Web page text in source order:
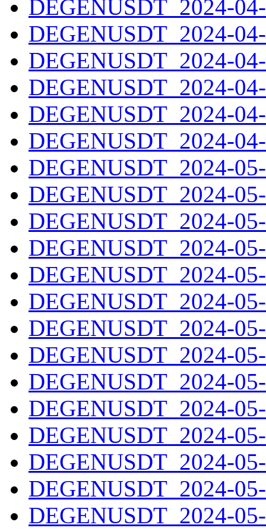
DEGENUSDT_2024-
DEGENUSDT_2024-
DEGENUSDT_2024-
DEGENUSDT_2024-
DEGENUSDT_2024-
DEGENUSDT_2024-
DEGENUSDT_2024-
DEGENUSDT_2024-
DEGENUSDT_2024-
DEGENUSDT_2024-
DEGENUSDT_2024-
DEGENUSDT_2024-
DEGENUSDT_2024-
DEGENUSDT_2024-
DEGENUSDT_2024-
DEGENUSDT_2024-
DEGENUSDT_2024-
DEGENUSDT_2024-
DEGENUSDT_2024-
DEGENUSDT_2024-